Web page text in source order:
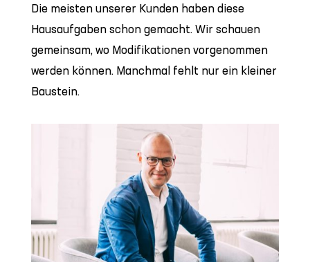
Die meisten unserer Kunden haben diese
Hausaufgaben schon gemacht. Wir schauen
gemeinsam, wo Modifikationen vorgenommen
werden können. Manchmal fehlt nur ein kleiner
Baustein.